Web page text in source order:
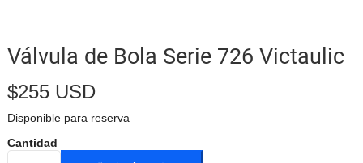
Válvula de Bola Serie 726 Victaulic
$255 USD
Disponible para reserva